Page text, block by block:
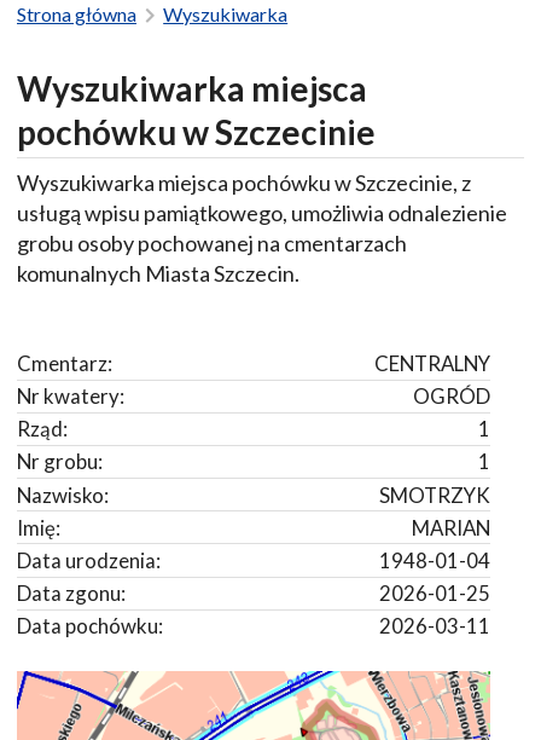
Strona główna Wyszukiwarka
Wyszukiwarka miejsca
pochówku w Szczecinie
Wyszukiwarka miejsca pochówku w Szczecinie, z
usługą wpisu pamiątkowego, umożliwia odnalezienie
grobu osoby pochowanej na cmentarzach
komunalnych Miasta Szczecin.
CENTRALNY
Cmentarz:
OGRÓD
Nr kwatery:
1
Rząd:
1
Nr grobu:
SMOTRZYK
Nazwisko:
MARIAN
Imię:
1948-01-04
Data urodzenia:
2026-01-25
Data zgonu:
2026-03-11
Data pochówku: